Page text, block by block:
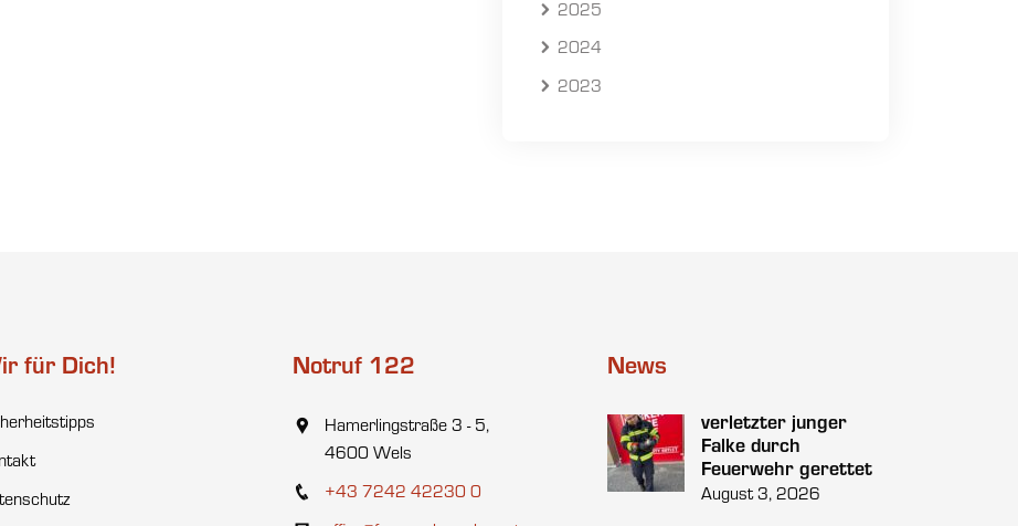
2025
2024
2023
für Dich! Notruf 122
Hamerlingstraße 3 - 5,
4600 Wels
+43 7242 42230 0
News
verletzter junger
Falke durch
Feuerwehr gerettet
August 3, 2026